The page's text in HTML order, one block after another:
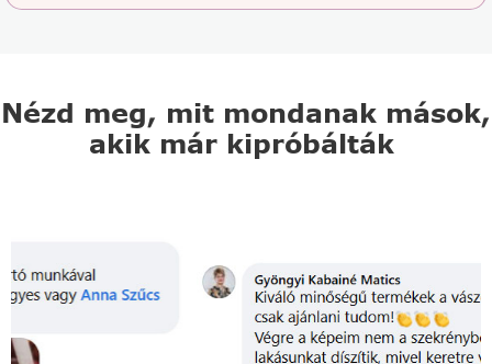
Nézd meg, mit mondanak mások,
akik már kipróbálták